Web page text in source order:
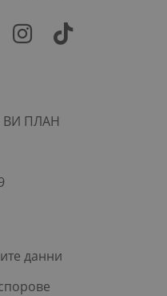
ПЛАН
данни